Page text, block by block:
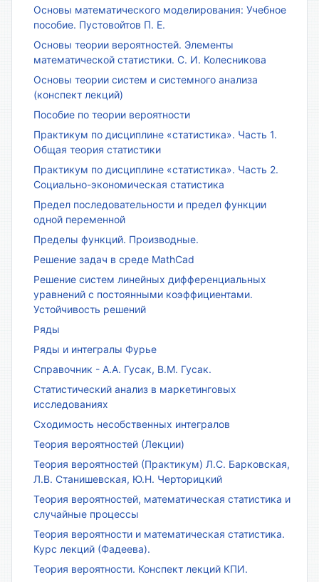
Основы математического моделирования: Учебное
пособие. Пустовойтов П. Е.
Основы теории вероятностей. Элементы
математической статистики. С. И. Колесникова
Основы теории систем и системного анализа
(конспект лекций)
Пособие по теории вероятности
Практикум по дисциплине «статистика». Часть 1.
Общая теория статистики
Практикум по дисциплине «статистика». Часть 2.
Социально-экономическая статистика
Предел последовательности и предел функции
одной переменной
Пределы функций. Производные.
Решение задач в среде MathCad
Решение систем линейных дифференциальных
уравнений с постоянными коэффициентами.
Устойчивость решений
Ряды
Ряды и интегралы Фурье
Справочник - А.А. Гусак, В.М. Гусак.
Статистический анализ в маркетинговых
исследованиях
Сходимость несобственных интегралов
Теория вероятностей (Лекции)
Теория вероятностей (Практикум) Л.С. Барковская,
Л.В. Станишевская, Ю.Н. Черторицкий
Теория вероятностей, математическая статистика и
случайные процессы
Теория вероятности и математическая статистика.
Курс лекций (Фадеева).
Теория вероятности. Конспект лекций КПИ.